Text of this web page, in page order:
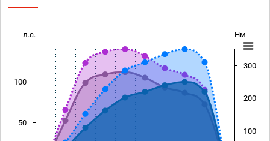
л.с. Нм
50
100
100
200
300